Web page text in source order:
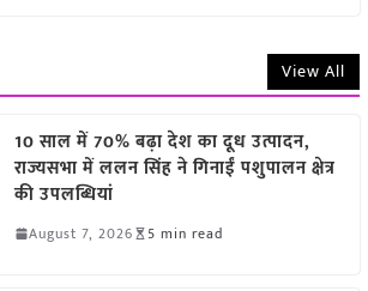
View All
10 साल में 70% बढ़ा देश का दूध उत्पादन,
राज्यसभा में ललन सिंह ने गिनाईं पशुपालन क्षेत्र
की उपलब्धियां
August 7, 2026 5 min read